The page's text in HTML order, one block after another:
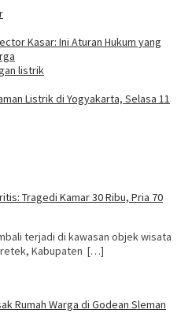
Kasar: Ini Aturan Hukum yang
Listrik di Yogyakarta, Selasa 11
Tragedi Kamar 30 Ribu, Pria 70
terjadi di kawasan objek wisata
Kabupaten […]
Rumah Warga di Godean Sleman